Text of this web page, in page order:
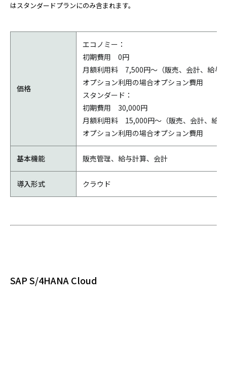
はスタンダードプランにのみ含まれます。
価格
エコノミー：
初期費用 0円
月額利用料 7,500円～（販売、会計、給与
オプション利用の場合オプション費用
スタンダード：
初期費用 30,000円
月額利用料 15,000円～（販売、会計、給
オプション利用の場合オプション費用
基本機能 販売管理、給与計算、会計
導入形式 クラウド
SAP S/4HANA Cloud